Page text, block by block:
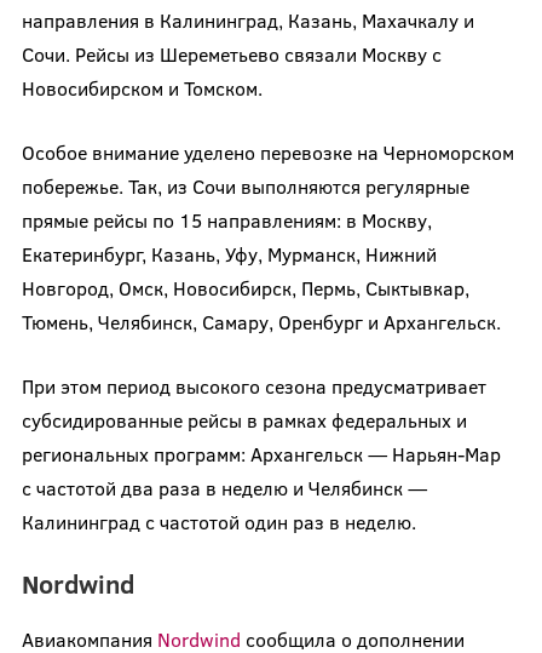
направления в Калининград, Казань, Махачкалу и
Сочи. Рейсы из Шереметьево связали Москву с
Новосибирском и Томском.
Особое внимание уделено перевозке на Черноморском
побережье. Так, из Сочи выполняются регулярные
прямые рейсы по 15 направлениям: в Москву,
Екатеринбург, Казань, Уфу, Мурманск, Нижний
Новгород, Омск, Новосибирск, Пермь, Сыктывкар,
Тюмень, Челябинск, Самару, Оренбург и Архангельск.
При этом период высокого сезона предусматривает
субсидированные рейсы в рамках федеральных и
региональных программ: Архангельск — Нарьян-Мар
с частотой два раза в неделю и Челябинск —
Калининград с частотой один раз в неделю.
Nordwind
Авиакомпания Nordwind сообщила о дополнении